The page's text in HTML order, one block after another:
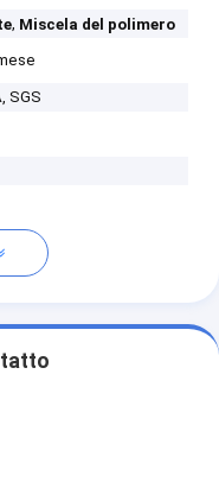
, Miscela del polimero
SGS